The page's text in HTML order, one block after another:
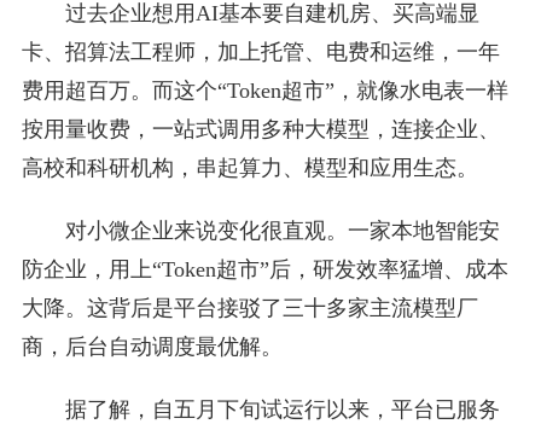
过去企业想用AI基本要自建机房、买高端显
卡、招算法工程师，加上托管、电费和运维，一年
费用超百万。而这个“Token超市”，就像水电表一样
按用量收费，一站式调用多种大模型，连接企业、
高校和科研机构，串起算力、模型和应用生态。
对小微企业来说变化很直观。一家本地智能安
防企业，用上“Token超市”后，研发效率猛增、成本
大降。这背后是平台接驳了三十多家主流模型厂
商，后台自动调度最优解。
据了解，自五月下旬试运行以来，平台已服务